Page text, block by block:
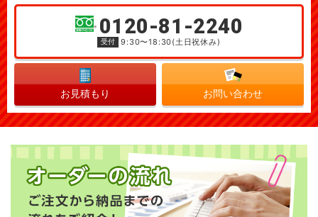
0120-81-2240
受付 9:30〜18:30(土日祝休み)
お見積もり お問い合わせ